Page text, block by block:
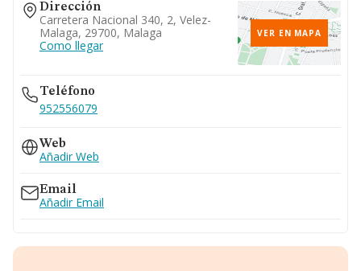
Dirección
Carretera Nacional 340, 2, Velez-
Malaga, 29700, Malaga
Como llegar
VER EN MAPA
Teléfono
952556079
Web
Añadir Web
Email
Añadir Email